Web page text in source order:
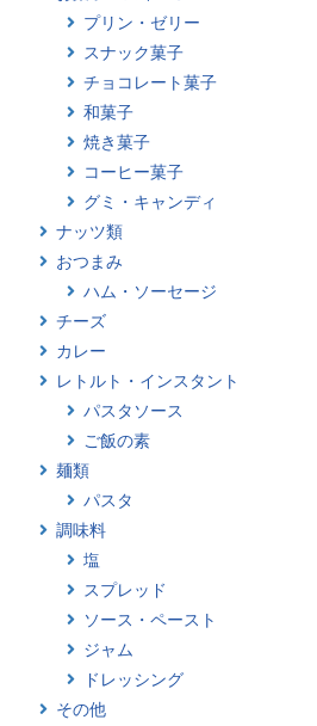
プリン・ゼリー
スナック菓子
チョコレート菓子
和菓子
焼き菓子
コーヒー菓子
グミ・キャンディ
ナッツ類
おつまみ
ハム・ソーセージ
チーズ
カレー
レトルト・インスタント
パスタソース
ご飯の素
麺類
パスタ
調味料
塩
スプレッド
ソース・ペースト
ジャム
ドレッシング
その他